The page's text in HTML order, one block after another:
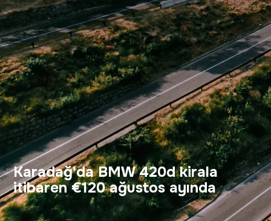
Karadağ'da BMW 420d kirala
itibaren €120 ağustos ayında